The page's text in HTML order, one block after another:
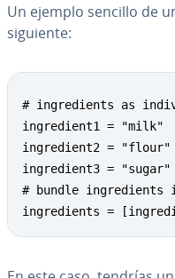
Un ejemplo sencillo de
siguiente:
# ingredients as
ingredient1 = "milk"
ingredient2 = "flour"
ingredient3 = "sugar"
# bundle
ingredients =